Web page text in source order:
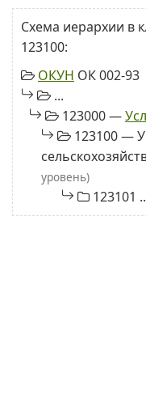
Схема иерархии в
123100:
ОКУН ОК 002-93
...
123000 —
123100 —
уровень)
123101